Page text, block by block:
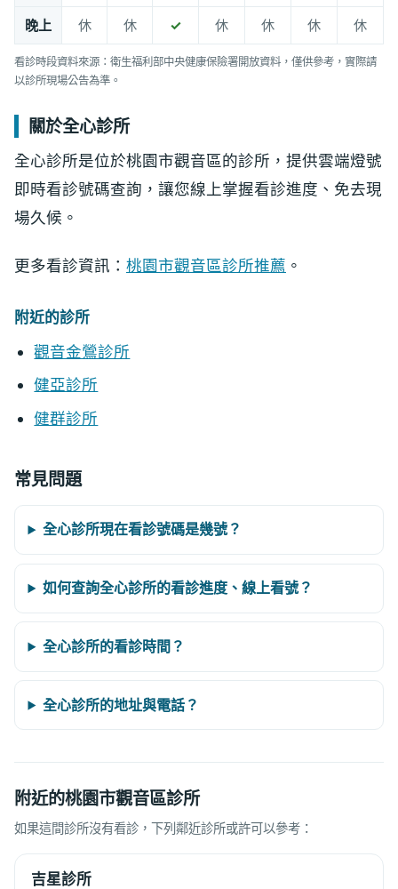
晚上 休 休 ✓ 休 休 休 休
看診時段資料來源：衛生福利部中央健康保險署開放資料，僅供參考，實際請
以診所現場公告為準。
關於全心診所
全心診所是位於桃園市觀音區的診所，提供雲端燈號
即時看診號碼查詢，讓您線上掌握看診進度、免去現
場久候。
更多看診資訊： 桃園市觀音區診所推薦 。
附近的診所
觀音金鶯診所
健亞診所
健群診所
常見問題
全心診所現在看診號碼是幾號？
如何查詢全心診所的看診進度、線上看號？
全心診所的看診時間？
全心診所的地址與電話？
附近的桃園市觀音區診所
如果這間診所沒有看診，下列鄰近診所或許可以參考：
吉星診所